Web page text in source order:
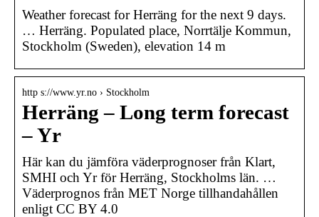
Weather forecast for Herräng for the next 9 days.
… Herräng. Populated place, Norrtälje Kommun,
Stockholm (Sweden), elevation 14 m
http s://www.yr.no › Stockholm
Herräng – Long term forecast
– Yr
Här kan du jämföra väderprognoser från Klart,
SMHI och Yr för Herräng, Stockholms län. …
Väderprognos från MET Norge tillhandahållen
enligt CC BY 4.0